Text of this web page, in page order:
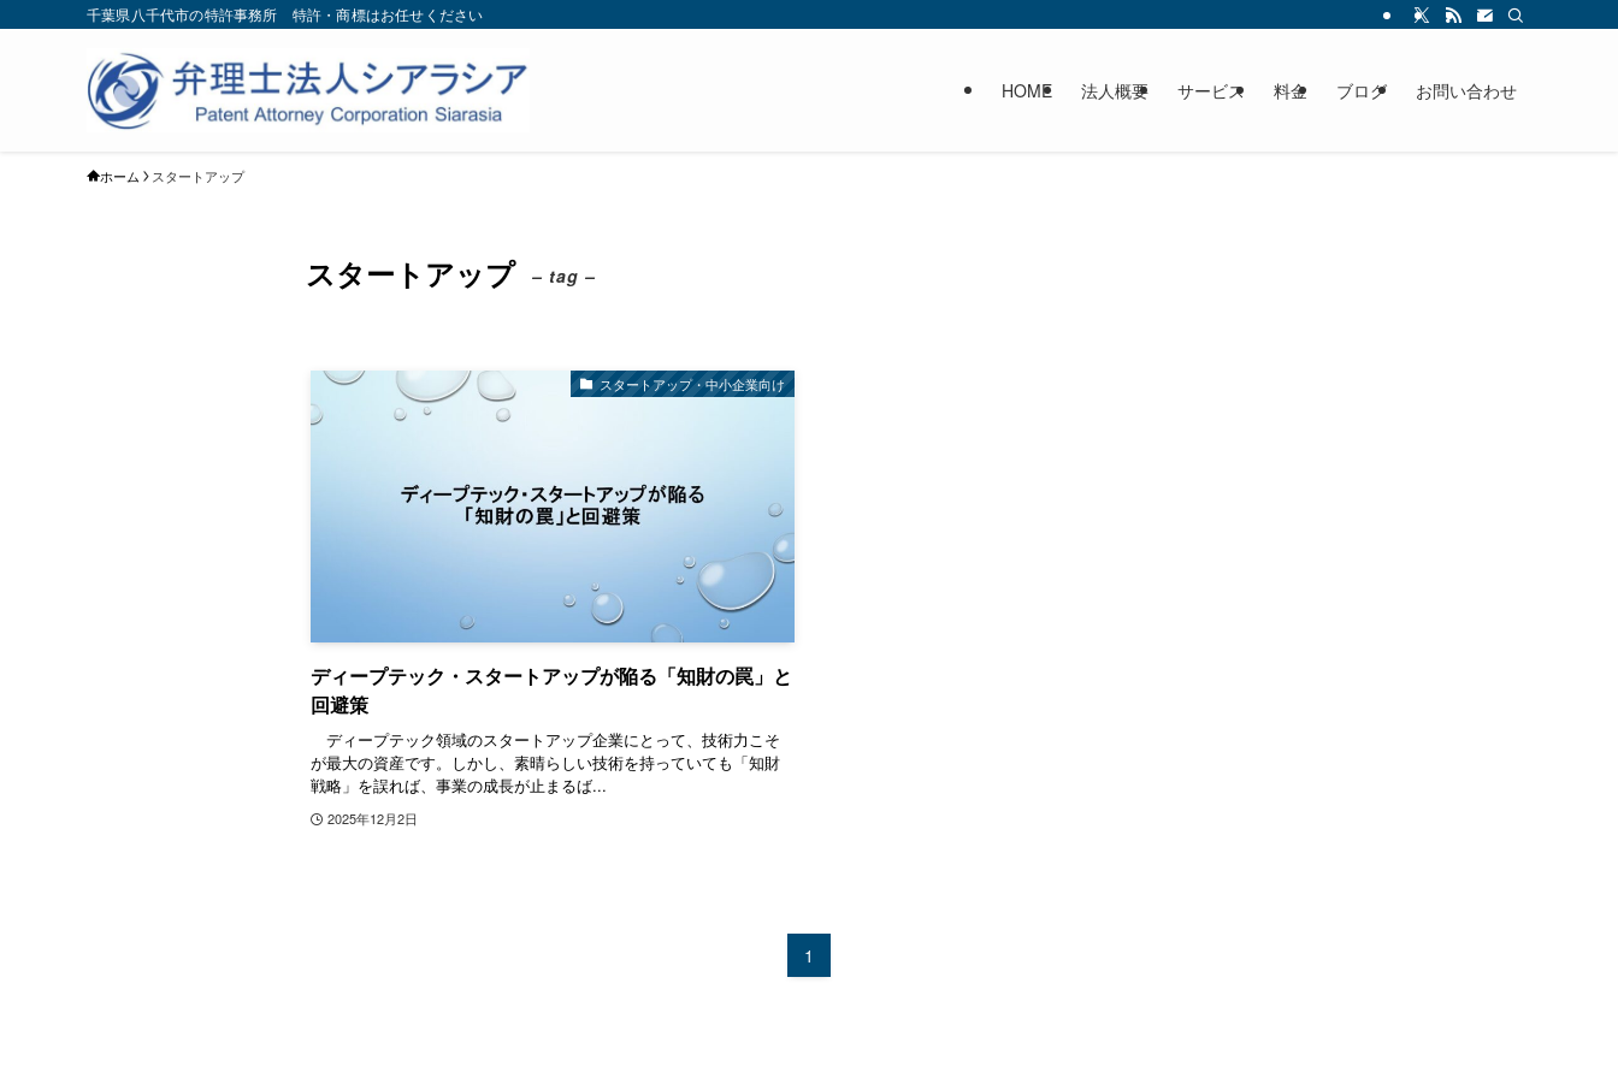
千葉県八千代市の特許事務所 特許・商標はお任せください
HOME 法人概要 サービス 料金 ブログ お問い合わせ
ホーム スタートアップ
スタートアップ – tag –
スタートアップ・中小企業向け
ディープテック・スタートアップが陥る「知財の罠」と
回避策
ディープテック領域のスタートアップ企業にとって、技術力こそ
が最大の資産です。しかし、素晴らしい技術を持っていても「知財
戦略」を誤れば、事業の成長が止まるば...
2025年12月2日
1